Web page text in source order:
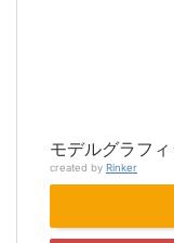
モデルグラフ
created by Rinker